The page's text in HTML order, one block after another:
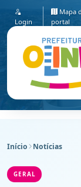
Login
Mapa
portal
Início Notícias
GERAL